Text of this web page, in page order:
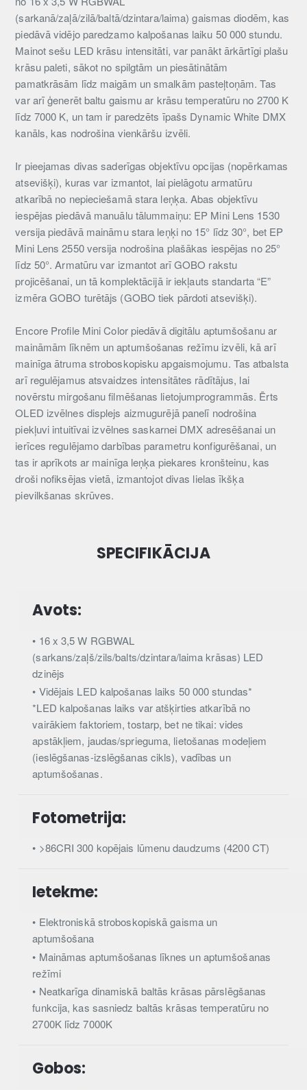
(sarkanā/zaļā/zilā/baltā/dzintara/laima) gaismas diodēm, kas
piedāvā vidējo paredzamo kalpošanas laiku 50 000 stundu.
Mainot sešu LED krāsu intensitāti, var panākt ārkārtīgi plašu
krāsu paleti, sākot no spilgtām un piesātinātām
pamatkrāsām līdz maigām un smalkām pasteļtoņām. Tas
var arī ģenerēt baltu gaismu ar krāsu temperatūru no 2700 K
līdz 7000 K, un tam ir paredzēts īpašs Dynamic White DMX
kanāls, kas nodrošina vienkāršu izvēli.
Ir pieejamas divas saderīgas objektīvu opcijas (nopērkamas
atsevišķi), kuras var izmantot, lai pielāgotu armatūru
atkarībā no nepieciešamā stara leņķa. Abas objektīvu
iespējas piedāvā manuālu tālummaiņu: EP Mini Lens 1530
versija piedāvā maināmu stara leņķi no 15° līdz 30°, bet EP
Mini Lens 2550 versija nodrošina plašākas iespējas no 25°
līdz 50°. Armatūru var izmantot arī GOBO rakstu
projicēšanai, un tā komplektācijā ir iekļauts standarta “E”
izmēra GOBO turētājs (GOBO tiek pārdoti atsevišķi).
Encore Profile Mini Color piedāvā digitālu aptumšošanu ar
maināmām līknēm un aptumšošanas režīmu izvēli, kā arī
mainīga ātruma stroboskopisku apgaismojumu. Tas atbalsta
arī regulējamus atsvaidzes intensitātes rādītājus, lai
novērstu mirgošanu filmēšanas lietojumprogrammās. Ērts
OLED izvēlnes displejs aizmugurējā panelī nodrošina
piekļuvi intuitīvai izvēlnes saskarnei DMX adresēšanai un
ierīces regulējamo darbības parametru konfigurēšanai, un
tas ir aprīkots ar mainīga leņķa piekares kronšteinu, kas
droši nofiksējas vietā, izmantojot divas lielas īkšķa
pievilkšanas skrūves.
SPECIFIKĀCIJA
Avots:
• 16 x 3,5 W RGBWAL
(sarkans/zaļš/zils/balts/dzintara/laima krāsas) LED
dzinējs
• Vidējais LED kalpošanas laiks 50 000 stundas*
*LED kalpošanas laiks var atšķirties atkarībā no
vairākiem faktoriem, tostarp, bet ne tikai: vides
apstākļiem, jaudas/sprieguma, lietošanas modeļiem
(ieslēgšanas-izslēgšanas cikls), vadības un
aptumšošanas.
Fotometrija:
• >86CRI 300 kopējais lūmenu daudzums (4200 CT)
Ietekme:
• Elektroniskā stroboskopiskā gaisma un
aptumšošana
• Maināmas aptumšošanas līknes un aptumšošanas
režīmi
• Neatkarīga dinamiskā baltās krāsas pārslēgšanas
funkcija, kas sasniedz baltās krāsas temperatūru no
2700K līdz 7000K
Gobos: